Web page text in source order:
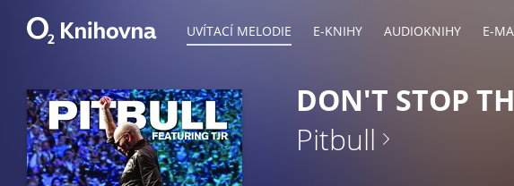
UVÍTACÍ MELODIE E-KNIHY AUDIOKNIHY E-
DON'T STOP
Pitbull